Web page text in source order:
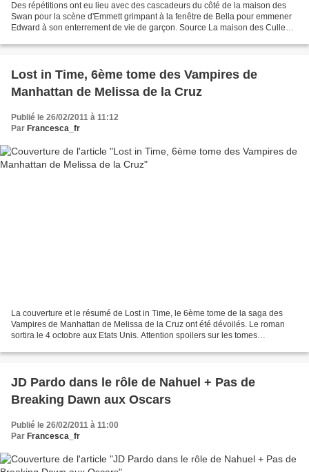
Des répétitions ont eu lieu avec des cascadeurs du côté de la maison des
Swan pour la scène d'Emmett grimpant à la fenêtre de Bella pour emmener
Edward à son enterrement de vie de garçon. Source La maison des Cullen
Lost in Time, 6ème tome des Vampires de
Manhattan de Melissa de la Cruz
Publié le 26/02/2011 à 11:12
Par Francesca_fr
La couverture et le résumé de Lost in Time, le 6ème tome de la saga des
Vampires de Manhattan de Melissa de la Cruz ont été dévoilés. Le roman
sortira le 4 octobre aux Etats Unis. Attention spoilers sur les tomes
JD Pardo dans le rôle de Nahuel + Pas de
Breaking Dawn aux Oscars
Publié le 26/02/2011 à 11:00
Par Francesca_fr